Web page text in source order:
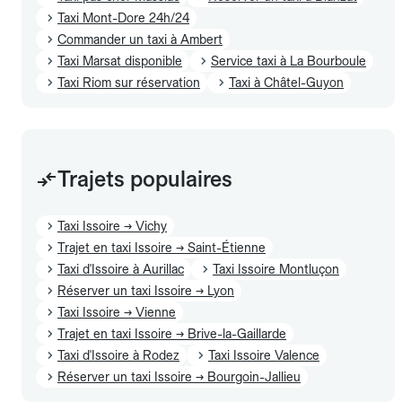
Taxi Mont-Dore 24h/24
Commander un taxi à Ambert
Taxi Marsat disponible
Service taxi à La Bourboule
Taxi Riom sur réservation
Taxi à Châtel-Guyon
Trajets populaires
Taxi Issoire → Vichy
Trajet en taxi Issoire → Saint-Étienne
Taxi d'Issoire à Aurillac
Taxi Issoire Montluçon
Réserver un taxi Issoire → Lyon
Taxi Issoire → Vienne
Trajet en taxi Issoire → Brive-la-Gaillarde
Taxi d'Issoire à Rodez
Taxi Issoire Valence
Réserver un taxi Issoire → Bourgoin-Jallieu